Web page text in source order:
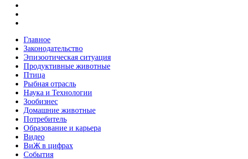
Главное
Законодательство
Эпизоотическая ситуация
Продуктивные животные
Птица
Рыбная отрасль
Наука и Технологии
Зообизнес
Домашние животные
Потребитель
Образование и карьера
Видео
ВиЖ в цифрах
События